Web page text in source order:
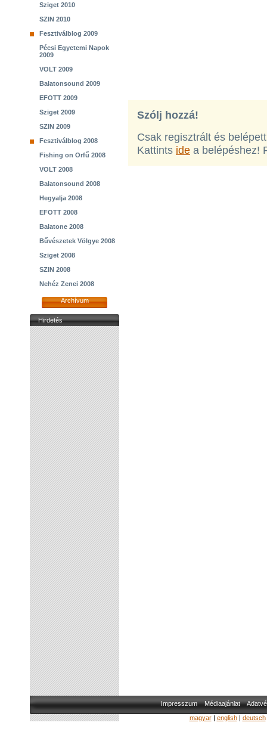
Sziget 2010
SZIN 2010
Fesztiválblog 2009
Pécsi Egyetemi Napok
2009
VOLT 2009
Balatonsound 2009
EFOTT 2009
Sziget 2009
SZIN 2009
Fesztiválblog 2008
Fishing on Orfű 2008
VOLT 2008
Balatonsound 2008
Hegyalja 2008
EFOTT 2008
Balatone 2008
Bűvészetek Völgye 2008
Sziget 2008
SZIN 2008
Nehéz Zenei 2008
Archívum
Hirdetés
Szólj hozzá!
Csak regisztrált és
Kattints ide a belépéshez!
Impresszum Médiaajánlat
magyar| english| deutsch